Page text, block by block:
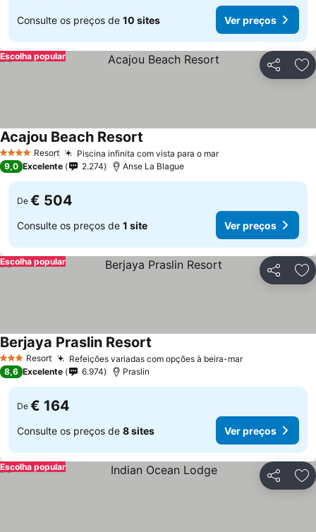
Consulte os preços de 10 sites Ver preços
Partilhar
Escolha popular
4 EstrelasResort Piscina infinita com vista para o mar
Acajou Beach Resort
9,0 Excelente 2.274 Anse La Blague
De € 504
Consulte os preços de 1 site Ver preços
Partilhar
Escolha popular
3 EstrelasResort Refeições variadas com opções à beira-mar
Berjaya Praslin Resort
8,6 Excelente 6.974 Praslin
De € 164
Consulte os preços de 8 sites Ver preços
Partilhar
Escolha popular